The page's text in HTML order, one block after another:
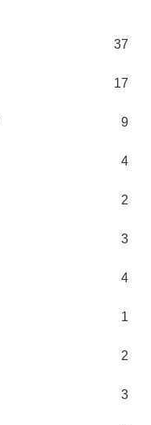
37
17
9
4
2
3
4
1
2
3